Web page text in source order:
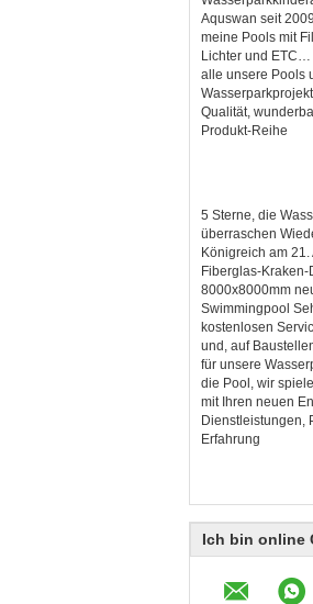
Aquswan seit
meine Pools mit
Lichter und
alle unsere Pools
Qualität,
Produkt-Reihe
5 Sterne, die
überraschen
Königreich am
Fiberglas-
8000x8000mm
Swimmingpool
kostenlosen
und, auf
für unsere
die Pool, wir
mit Ihren neuen
Dienstleistungen,
Erfahrung
Ich bin online